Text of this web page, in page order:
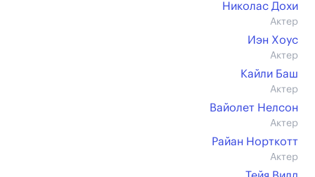
Николас Дохи
Актер
Иэн Хоус
Актер
Кайли Баш
Актер
Вайолет Нелсон
Актер
Райан Норткотт
Актер